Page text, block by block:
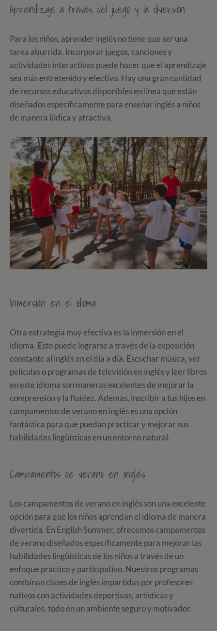
Aprendizaje a través del juego y la diversión
Para los niños, aprender inglés no tiene que ser una
tarea aburrida. Incorporar juegos, canciones y
actividades interactivas puede hacer que el aprendizaje
sea más entretenido y efectivo. Hay una gran cantidad
de recursos educativos disponibles en línea que están
diseñados específicamente para enseñar inglés a niños
de manera lúdica y atractiva.
Inmersión en el idioma
Otra estrategia muy efectiva es la inmersión en el
idioma. Esto puede lograrse a través de la exposición
constante al inglés en el día a día. Escuchar música, ver
películas o programas de televisión en inglés y leer libros
en este idioma son maneras excelentes de mejorar la
comprensión y la fluidez. Además, inscribir a tus hijos en
campamentos de verano en inglés es una opción
fantástica para que puedan practicar y mejorar sus
habilidades lingüísticas en un entorno natural.
Campamentos de verano en inglés
Los campamentos de verano en inglés son una excelente
opción para que los niños aprendan el idioma de manera
divertida. En English Summer, ofrecemos campamentos
de verano diseñados específicamente para mejorar las
habilidades lingüísticas de los niños a través de un
enfoque práctico y participativo. Nuestros programas
combinan clases de inglés impartidas por profesores
nativos con actividades deportivas, artísticas y
culturales, todo en un ambiente seguro y motivador.